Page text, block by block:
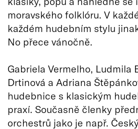
moravského folklóru. V
každém hudebním stylu
No přece vánočně.
Gabriela Vermelho, Ludmila
Drtinová a Adriana
hudebnice s klasickým
praxí. Současně členky
orchestrů jako je např.